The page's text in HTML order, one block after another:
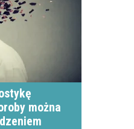
można